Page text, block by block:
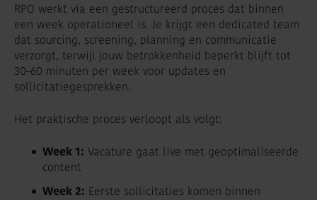
RPO werkt via een gestructureerd proces dat binnen
een week operationeel is. Je krijgt een dedicated team
dat sourcing, screening, planning en communicatie
verzorgt, terwijl jouw betrokkenheid beperkt blijft tot
30–60 minuten per week voor updates en
sollicitatiegesprekken.
Het praktische proces verloopt als volgt:
Week 1: Vacature gaat live met geoptimaliseerde
content
Week 2: Eerste sollicitaties komen binnen